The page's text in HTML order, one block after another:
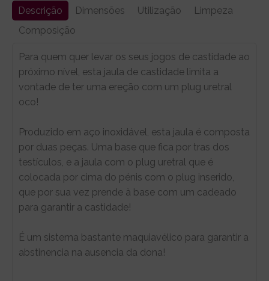
Descrição Dimensões Utilização
Limpeza
Composição
Para quem quer levar os seus jogos de castidade ao
próximo nível, esta jaula de castidade limita a
vontade de ter uma ereção com um plug uretral
oco!
Produzido em aço inoxidável, esta jaula é composta
por duas peças. Uma base que fica por tras dos
testículos, e a jaula com o plug uretral que é
colocada por cima do pénis com o plug inserido,
que por sua vez prende à base com um cadeado
para garantir a castidade!
É um sistema bastante maquiavélico para garantir a
abstinencia na ausencia da dona!